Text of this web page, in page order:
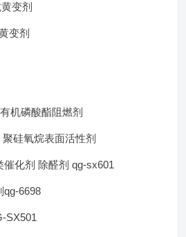
变剂
变剂
机磷酸酯阻燃剂
硅氧烷表面活性剂
化剂 除醛剂 qg-sx601
qg-6698
SX501